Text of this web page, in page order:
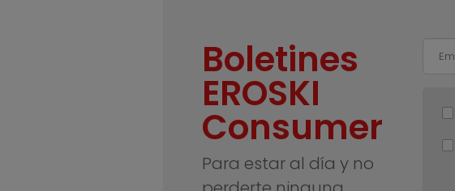
Boletines
EROSKI
Consumer
Para estar al día y no